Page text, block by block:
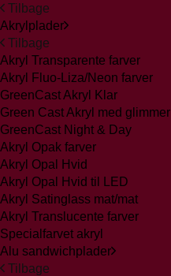
Tilbage
Akrylplader
Tilbage
Akryl Transparente farver
Akryl Fluo-Liza/Neon farver
GreenCast Akryl Klar
Green Cast Akryl med glimmer
GreenCast Night & Day
Akryl Opak farver
Akryl Opal Hvid
Akryl Opal Hvid til LED
Akryl Satinglass mat/mat
Akryl Translucente farver
Specialfarvet akryl
Alu sandwichplader
Tilbage